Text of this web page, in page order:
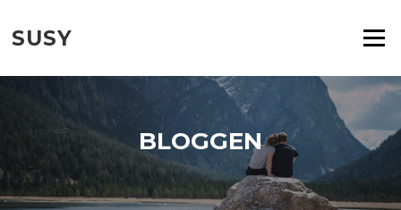
indhold
SUSY Menu
BLOGGEN